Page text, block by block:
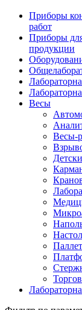
Приборы
работ
Приборы
продукции
Весы
Весы-